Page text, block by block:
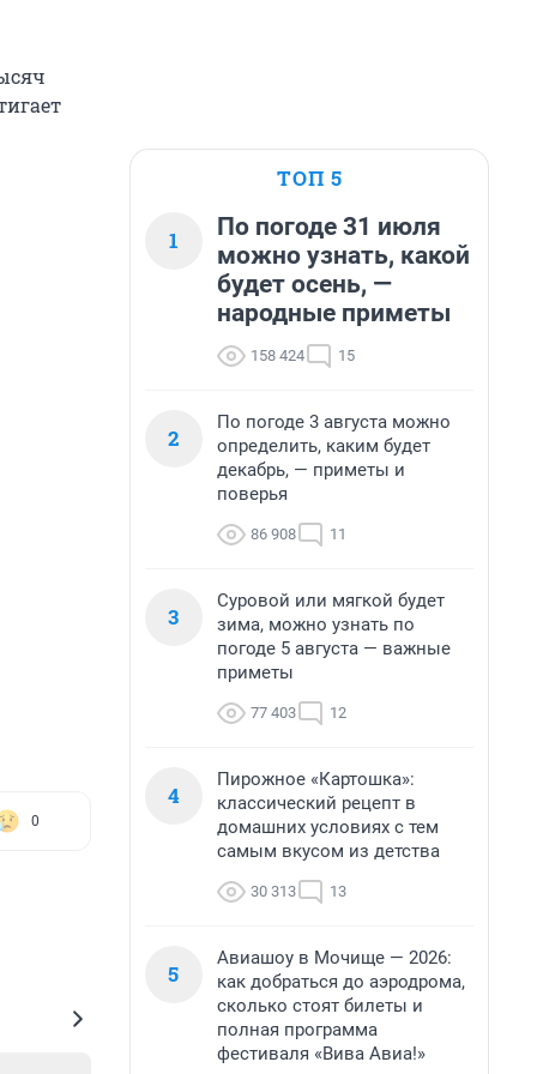
0
ТОП 5
1
По погоде 31 июля
можно узнать, какой
будет осень, —
народные приметы
158 424 15
2
По погоде 3 августа можно
определить, каким будет
декабрь, — приметы и
поверья
86 908 11
3
Суровой или мягкой будет
зима, можно узнать по
погоде 5 августа — важные
приметы
77 403 12
4
Пирожное «Картошка»:
классический рецепт в
домашних условиях с тем
самым вкусом из детства
30 313 13
5
Авиашоу в Мочище — 2026:
как добраться до аэродрома,
сколько стоят билеты и
полная программа
фестиваля «Вива Авиа!»